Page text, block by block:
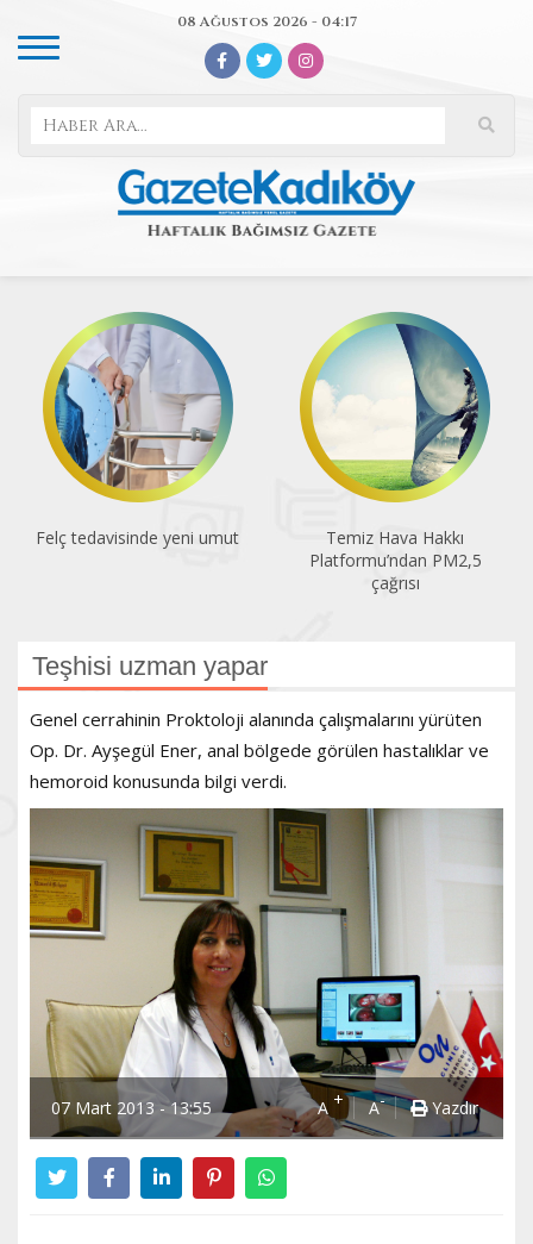
08 Ağustos 2026 - 04:17
Felç tedavisinde yeni umut
Temiz Hava Hakkı
Platformu’ndan PM2,5
çağrısı
Teşhisi uzman yapar
Genel cerrahinin Proktoloji alanında çalışmalarını yürüten
Op. Dr. Ayşegül Ener, anal bölgede görülen hastalıklar ve
hemoroid konusunda bilgi verdi.
07 Mart 2013 - 13:55 A + A- Yazdır